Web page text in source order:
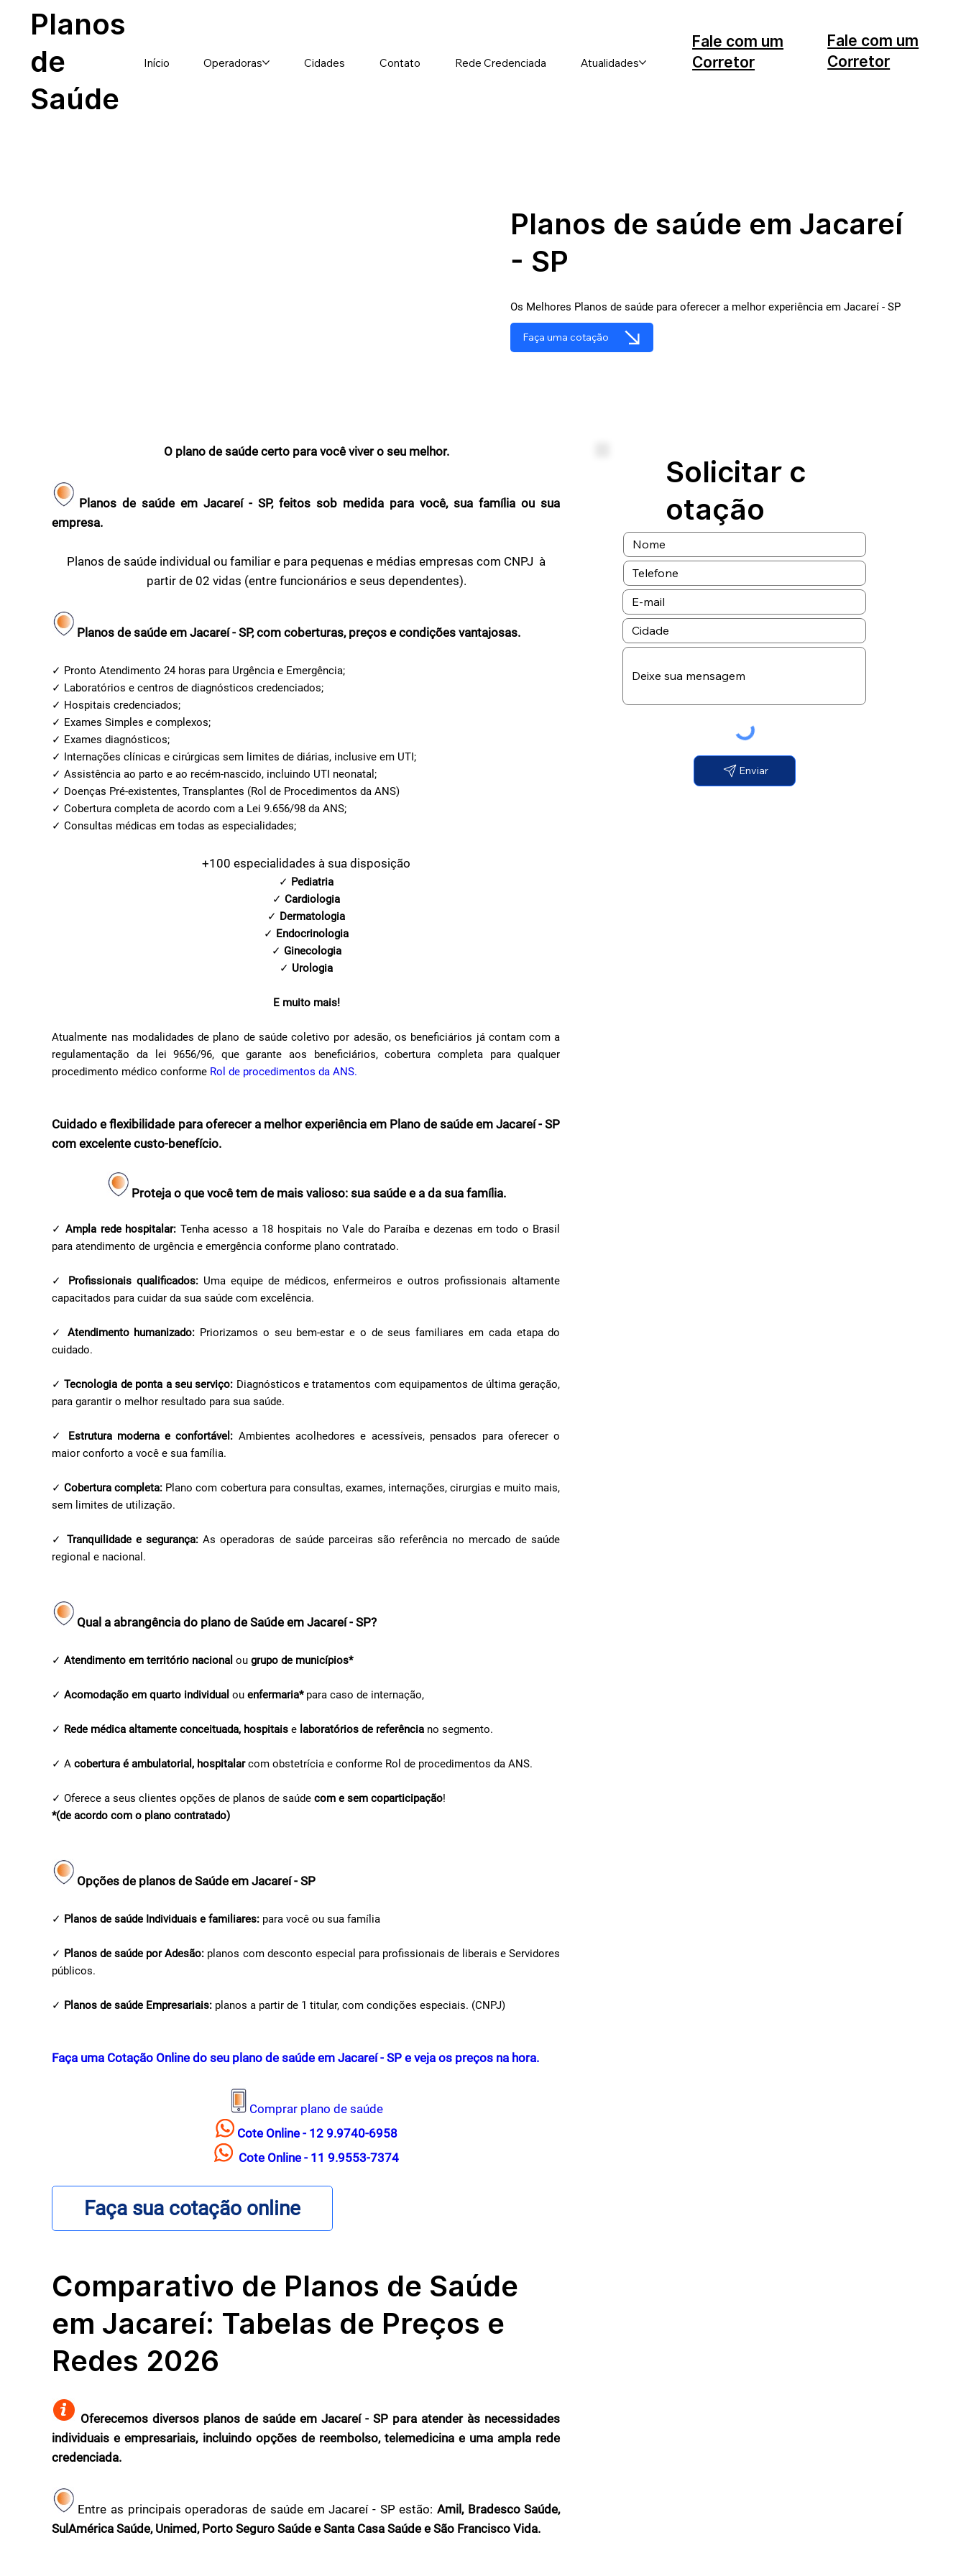
Planos
de
Saúde
Início Operadoras Cidades Contato Rede Credenciada Atualidades
Fale com um
Corretor
Fale com um
Corretor
Planos de saúde em Jacareí
- SP
Os Melhores Planos de saúde para oferecer a melhor experiência em Jacareí - SP
Faça uma cotação
Solicitar c
otação
Enviar
O plano de saúde certo para você viver o seu melhor.
Planos de saúde em Jacareí - SP, feitos sob medida para você, sua família ou sua
empresa.
Planos de saúde individual ou familiar e para pequenas e médias empresas com CNPJ à
partir de 02 vidas (entre funcionários e seus dependentes).
Planos de saúde em Jacareí - SP, com coberturas, preços e condições vantajosas.
✓ Pronto Atendimento 24 horas para Urgência e Emergência;
✓ Laboratórios e centros de diagnósticos credenciados;
✓ Hospitais credenciados;
✓ Exames Simples e complexos;
✓ Exames diagnósticos;
✓ Internações clínicas e cirúrgicas sem limites de diárias, inclusive em UTI;
✓ Assistência ao parto e ao recém-nascido, incluindo UTI neonatal;
✓ Doenças Pré-existentes, Transplantes (Rol de Procedimentos da ANS)
✓ Cobertura completa de acordo com a Lei 9.656/98 da ANS;
✓ Consultas médicas em todas as especialidades;
+100 especialidades à sua disposição
✓ Pediatria
✓Cardiologia
✓ Dermatologia
✓ Endocrinologia
✓ Ginecologia
✓ Urologia
E muito mais!
Atualmente nas modalidades de plano de saúde coletivo por adesão, os beneficiários já contam com a
regulamentação da lei 9656/96, que garante aos beneficiários, cobertura completa para qualquer
procedimento médico conforme Rol de procedimentos da ANS.
Cuidado e flexibilidade para oferecer a melhor experiência em Plano de saúde em Jacareí - SP
com excelente custo-benefício.
Proteja o que você tem de mais valioso: sua saúde e a da sua família.
✓Ampla rede hospitalar: Tenha acesso a 18 hospitais no Vale do Paraíba e dezenas em todo o Brasil
para atendimento de urgência e emergência conforme plano contratado.
✓ Profissionais qualificados: Uma equipe de médicos, enfermeiros e outros profissionais altamente
capacitados para cuidar da sua saúde com excelência.
✓Atendimento humanizado: Priorizamos o seu bem-estar e o de seus familiares em cada etapa do
cuidado.
✓Tecnologia de ponta a seu serviço: Diagnósticos e tratamentos com equipamentos de última geração,
para garantir o melhor resultado para sua saúde.
✓ Estrutura moderna e confortável: Ambientes acolhedores e acessíveis, pensados para oferecer o
maior conforto a você e sua família.
✓Cobertura completa: Plano com cobertura para consultas, exames, internações, cirurgias e muito mais,
sem limites de utilização.
✓Tranquilidade e segurança: As operadoras de saúde parceiras são referência no mercado de saúde
regional e nacional.
Qual a abrangência do plano de Saúde em Jacareí - SP?
✓Atendimento em território nacional ougrupo de municípios*
✓Acomodação em quarto individual ouenfermaria*para caso de internação,
✓ Rede médica altamente conceituada, hospitais e laboratórios de referência no segmento.
✓ Acobertura é ambulatorial, hospitalarcom obstetrícia e conforme Rol de procedimentos da ANS.
✓ Oferece a seus clientes opções de planos de saúdecom e sem coparticipação!
*(de acordo com o plano contratado)
Opções de planos de Saúde em Jacareí - SP
✓ Planos de saúde Individuais e familiares: para você ou sua família
✓ Planos de saúde por Adesão: planos com desconto especial para profissionais de liberais e Servidores
públicos.
✓ Planos de saúde Empresariais: planos a partir de 1 titular, com condições especiais. (CNPJ)
Faça uma Cotação Online do seu plano de saúde em Jacareí - SP e veja os preços na hora.
Comprar plano de saúde
Cote Online - 12 9.9740-6958
Cote Online - 11 9.9553-7374
Faça sua cotação online
Comparativo de Planos de Saúde
em Jacareí: Tabelas de Preços e
Redes 2026
Oferecemos diversos planos de saúde em Jacareí - SP para atender às necessidades
individuais e empresariais, incluindo opções de reembolso, telemedicina e uma ampla rede
credenciada.
Entre as principais operadoras de saúde em Jacareí - SP estão: Amil, Bradesco Saúde,
SulAmérica Saúde, Unimed, Porto Seguro Saúde e Santa Casa Saúde e São Francisco Vida.